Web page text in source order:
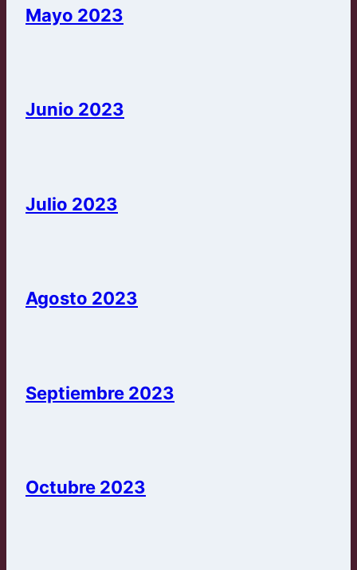
Mayo 2023
Junio 2023
Julio 2023
Agosto 2023
Septiembre 2023
Octubre 2023